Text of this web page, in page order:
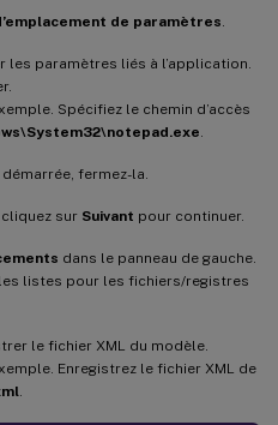
de paramètres
les paramètres liés à l’application.
Spécifiez le chemin d’accès
fermez-la.
sur Suivant pour continuer.
dans le panneau de gauche.
listes pour les fichiers/registres
le fichier XML du modèle.
Enregistrez le fichier XML de